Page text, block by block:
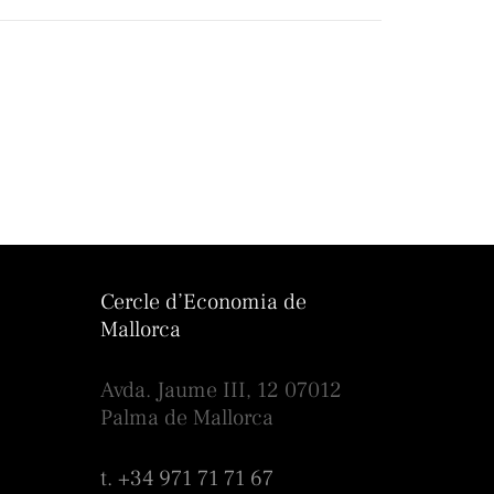
Cercle d’Economia de
Mallorca
Avda. Jaume III, 12 07012
Palma de Mallorca
t. +34 971 71 71 67